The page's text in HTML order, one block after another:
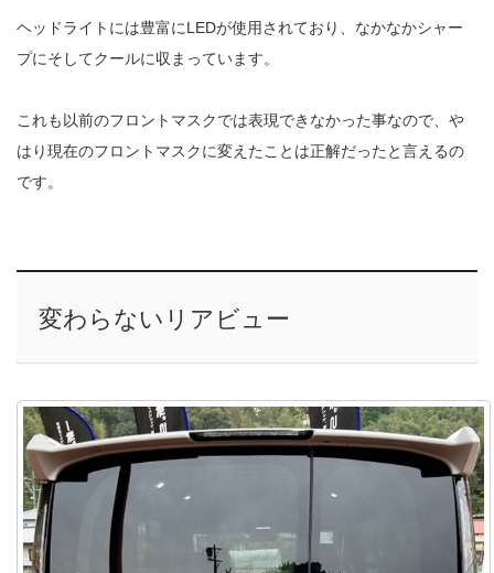
ヘッドライトには豊富にLEDが使用されており、なかなかシャー
プにそしてクールに収まっています。
これも以前のフロントマスクでは表現できなかった事なので、や
はり現在のフロントマスクに変えたことは正解だったと言えるの
です。
変わらないリアビュー